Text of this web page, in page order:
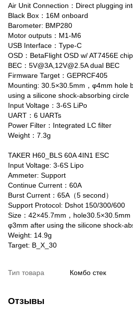
Air Unit Connection：Direct plugging
Black Box：16M onboard
Barometer: BMP280
Motor outputs：M1-M6
USB Interface：Type-C
OSD：BetaFlight OSD w/ AT7456E chip
BEC：5V@3A,12V@2.5A dual BEC
Firmware Target：GEPRCF405
Mounting: 30.5×30.5mm，φ4mm hole
using a silicone shock-absorbing circle
Input Voltage：3-6S LiPo
UART：6 UARTs
Power Filter：Integrated LC filter
Weight：7.3g
TAKER H60_BLS 60A 4IN1 ESC
Input Voltage: 3-6S Lipo
Ammeter: Support
Continue Current：60A
Burst Current：65A（5 second）
Support Protocol: Dshot 150/300/600
Size：42×45.7mm，
φ3mm after using the silicone shock-
Weight: 14.9g
Target: B_X_30
Тип товара Комбо стек
Отзывы